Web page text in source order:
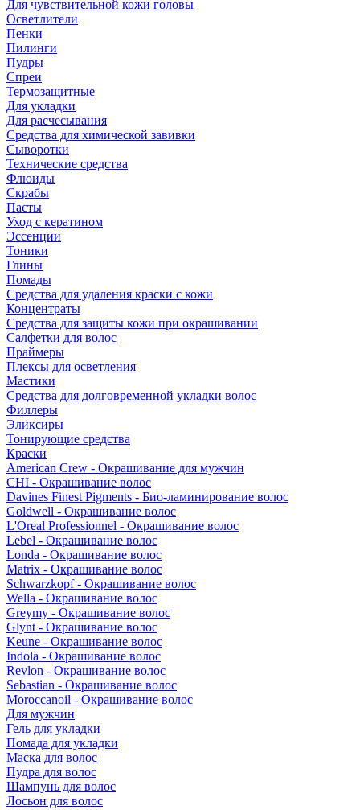
Для чувствительной кожи головы
Осветлители
Пенки
Пилинги
Пудры
Спреи
Термозащитные
Для укладки
Для расчесывания
Средства для химической завивки
Сыворотки
Технические средства
Флюиды
Скрабы
Пасты
Уход с кератином
Эссенции
Тоники
Глины
Помады
Средства для удаления краски с кожи
Концентраты
Средства для защиты кожи при окрашивании
Салфетки для волос
Праймеры
Плексы для осветления
Мастики
Средства для долговременной укладки волос
Филлеры
Эликсиры
Тонирующие средства
Краски
American Crew - Окрашивание для мужчин
CHI - Окрашивание волос
Davines Finest Pigments - Био-ламинирование волос
Goldwell - Окрашивание волос
L'Oreal Professionnel - Окрашивание волос
Lebel - Окрашивание волос
Londa - Окрашивание волос
Matrix - Окрашивание волос
Schwarzkopf - Окрашивание волос
Wella - Окрашивание волос
Greymy - Окрашивание волос
Glynt - Окрашивание волос
Keune - Окрашивание волос
Indola - Окрашивание волос
Revlon - Окрашивание волос
Sebastian - Окрашивание волос
Moroccanoil - Окрашивание волос
Для мужчин
Гель для укладки
Помада для укладки
Маска для волос
Пудра для волос
Шампунь для волос
Лосьон для волос